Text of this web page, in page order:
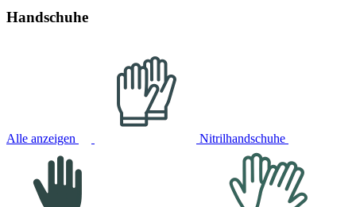
Handschuhe
Alle anzeigen Nitrilhandschuhe